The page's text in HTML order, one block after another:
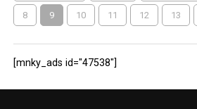
8 9 10 11 12 13
[mnky_ads id="47538"]